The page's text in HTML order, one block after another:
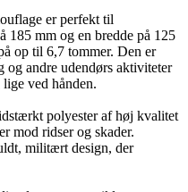
er perfekt til
185 mm og en bredde på 125
op til 6,7 tommer. Den er
andre udendørs aktiviteter
ved hånden.
polyester af høj kvalitet
mod ridser og skader.
militært design, der